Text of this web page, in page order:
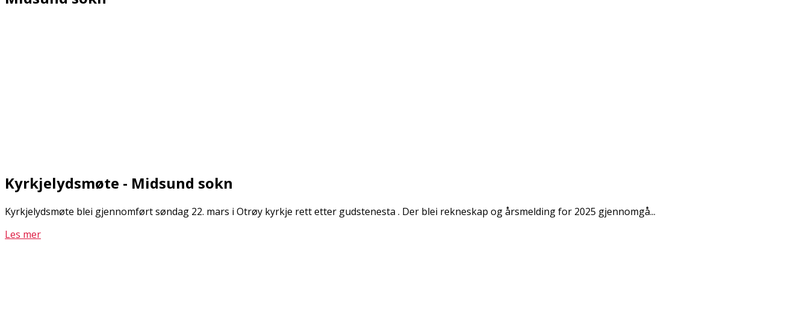
Kyrkjelydsmøte - Midsund sokn
Kyrkjelydsmøte blei gjennomført søndag 22. mars i Otrøy kyrkje rett etter gudstenesta . Der blei rekneskap og årsmelding for 2025 gjennomgå...
Les mer